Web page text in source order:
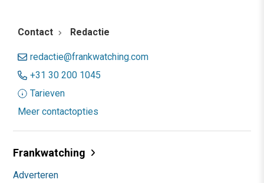
Contact Redactie
redactie@frankwatching.com
+31 30 200 1045
Tarieven
Meer contactopties
Frankwatching
Adverteren